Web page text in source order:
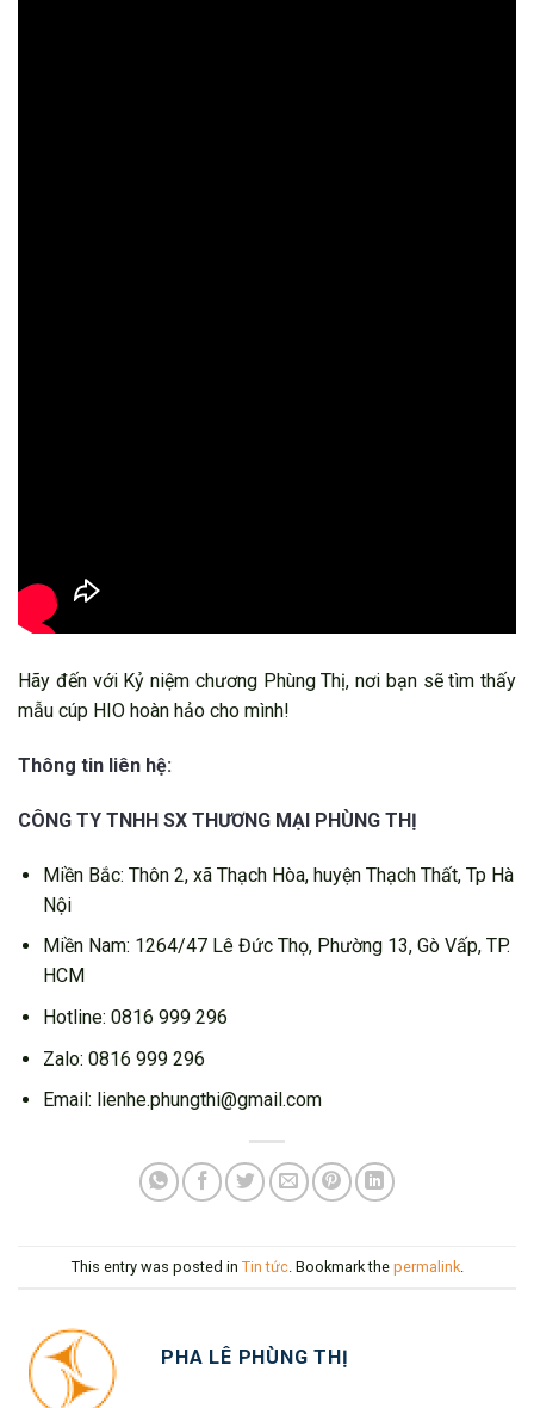
Hãy đến với Kỷ niệm chương Phùng Thị, nơi bạn sẽ tìm thấy
mẫu cúp HIO hoàn hảo cho mình!
Thông tin liên hệ:
CÔNG TY TNHH SX THƯƠNG MẠI PHÙNG THỊ
Miền Bắc: Thôn 2, xã Thạch Hòa, huyện Thạch Thất, Tp Hà
Nội
Miền Nam: 1264/47 Lê Đức Thọ, Phường 13, Gò Vấp, TP.
HCM
Hotline: 0816 999 296
Zalo: 0816 999 296
Email: lienhe.phungthi@gmail.com
This entry was posted in Tin tức. Bookmark the permalink.
PHA LÊ PHÙNG THỊ